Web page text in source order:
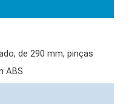
de 290 mm, pinças
ABS